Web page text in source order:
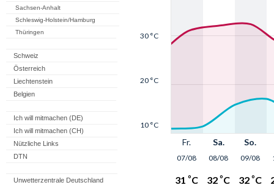
Sachsen-Anhalt
Schleswig-Holstein/Hamburg
Thüringen
Schweiz
Österreich
Liechtenstein
Belgien
Ich will mitmachen (DE)
Ich will mitmachen (CH)
Nützliche Links
DTN
Unwetterzentrale Deutschland